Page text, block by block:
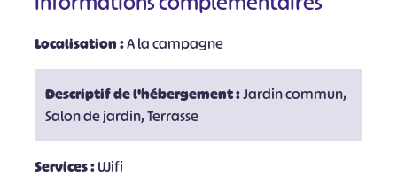
Localisation :A la campagne
Descriptif de l'hébergement :Jardin commun,
Salon de jardin, Terrasse
Services :Wifi